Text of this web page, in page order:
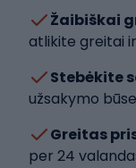
Žaibiškai
atlikite greitai
Stebėkite
užsakymo
Greitas
per 24